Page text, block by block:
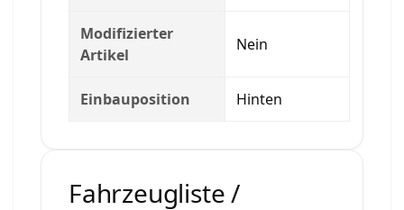
Modifizierter
Artikel
Nein
Einbauposition Hinten
Fahrzeugliste /